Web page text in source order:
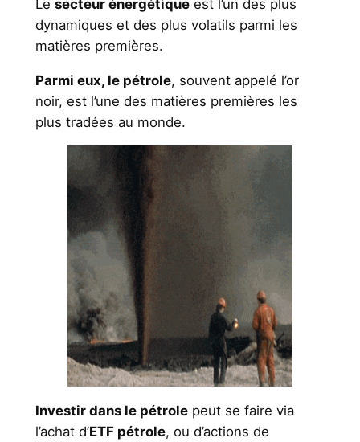
Le secteur énergétiqueest l’un des plus
dynamiques et des plus volatils parmi les
matières premières.
Parmi eux, le pétrole, souvent appelé l’or
noir, est l’une des matières premières les
plus tradées au monde.
Investir dans le pétrolepeut se faire via
l’achat d’ETF pétrole, ou d’actions de